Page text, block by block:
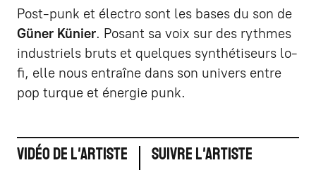
Post-punk et électro sont les bases du son de
Güner Künier. Posant sa voix sur des rythmes
industriels bruts et quelques synthétiseurs lo-
fi, elle nous entraîne dans son univers entre
pop turque et énergie punk.
Vidéo de l'artiste Suivre l'artiste